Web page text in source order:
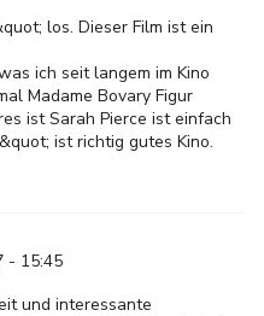
los. Dieser Film ist ein
ich seit langem im Kino
Madame Bovary Figur
ist Sarah Pierce ist einfach
ist richtig gutes Kino.
- 15:45
und interessante